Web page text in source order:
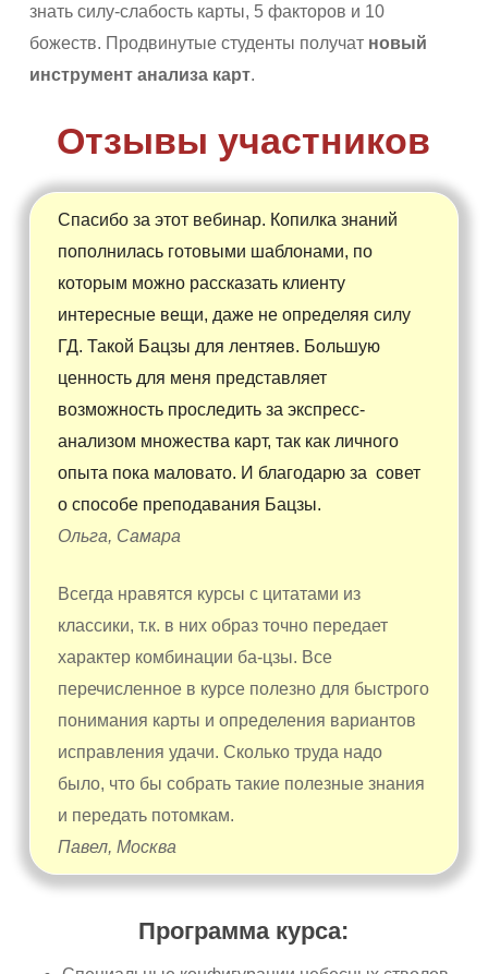
знать силу-слабость карты, 5 факторов и 10
божеств. Продвинутые студенты получат новый
инструмент анализа карт.
Отзывы участников
Спасибо за этот вебинар. Копилка знаний
пополнилась готовыми шаблонами, по
которым можно рассказать клиенту
интересные вещи, даже не определяя силу
ГД. Такой Бацзы для лентяев. Большую
ценность для меня представляет
возможность проследить за экспресс-
анализом множества карт, так как личного
опыта пока маловато. И благодарю за совет
о способе преподавания Бацзы.
Ольга, Самара
Всегда нравятся курсы с цитатами из
классики, т.к. в них образ точно передает
характер комбинации ба-цзы. Все
перечисленное в курсе полезно для быстрого
понимания карты и определения вариантов
исправления удачи. Сколько труда надо
было, что бы собрать такие полезные знания
и передать потомкам.
Павел, Москва
Программа курса: